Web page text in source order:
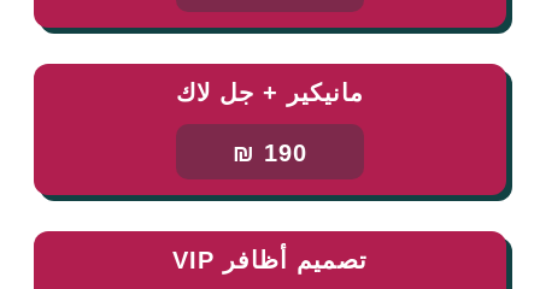
مانيكير + جل لاك
190 ₪
تصميم أظافر VIP